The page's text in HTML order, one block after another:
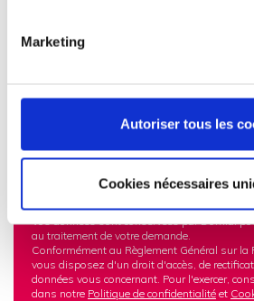
Marketing
Autoriser tous les
Cookies nécessaires
Les informations recueillies à partir de ce
aux équipes administratives de Domial dans
réponse à votre demande de logements à
personnelles ne sont en aucun cas cédées
Vos données sont conservées par Domial
au traitement de votre demande.
Conformément au Règlement Général sur la
vous disposez d'un droit d'accès, de
données vous concernant. Pour l'exercer,
dans notre Politique de confidentialité et